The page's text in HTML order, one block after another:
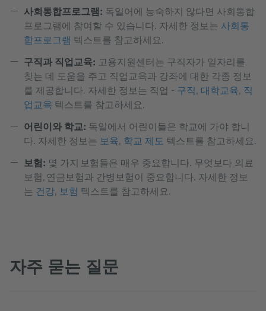
사회통합프로그램: 독일어에 능숙하지 않다면 사회통합
프로그램에 참여할 수 있습니다. 자세한 정보는 사회통
합프로그램 텍스트를 참고하세요.
구직과 직업교육: 고용지원센터는 구직자가 일자리를
찾는 데 도움을 주고 직업교육과 강좌에 대한 각종 정보
를 제공합니다. 자세한 정보는 직업 - 구직, 대학교육, 직
업교육 텍스트를 참고하세요.
어린이와 학교: 독일에서 어린이들은 학교에 가야 합니
다. 자세한 정보는 보육, 학교 제도 텍스트를 참고하세요.
보험: 몇 가지 보험들은 매우 중요합니다. 무엇보다 의료
보험, 연금보험과 간병보험이 중요합니다. 자세한 정보
는 건강, 보험 텍스트를 참고하세요.
자주 묻는 질문